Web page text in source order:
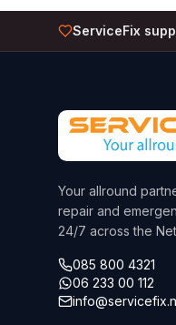
ServiceFix
Your allround
repair and
24/7 across the
085 800 4321
06 233 00 112